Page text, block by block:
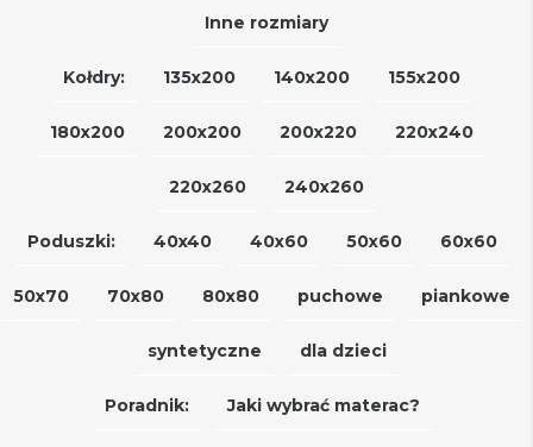
Inne rozmiary
Kołdry: 135x200 140x200 155x200
180x200 200x200 200x220 220x240
220x260 240x260
Poduszki: 40x40 40x60 50x60 60x60
50x70 70x80 80x80 puchowe piankowe
syntetyczne dla dzieci
Poradnik: Jaki wybrać materac?